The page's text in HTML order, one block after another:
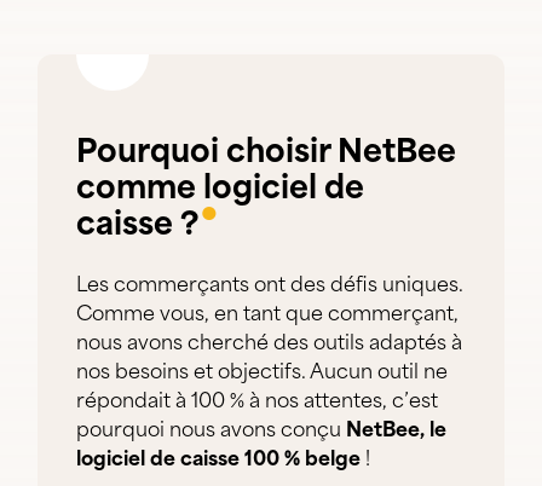
Pourquoi choisir NetBee
comme logiciel de
caisse ?●
Les commerçants ont des défis uniques.
Comme vous, en tant que commerçant,
nous avons cherché des outils adaptés à
nos besoins et objectifs. Aucun outil ne
répondait à 100 % à nos attentes,c’est
pourquoi nous avons conçu NetBee, le
logiciel de caisse 100 % belge!